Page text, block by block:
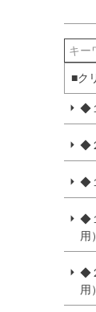
■ク
◆
◆
◆
◆
用）
◆
用）